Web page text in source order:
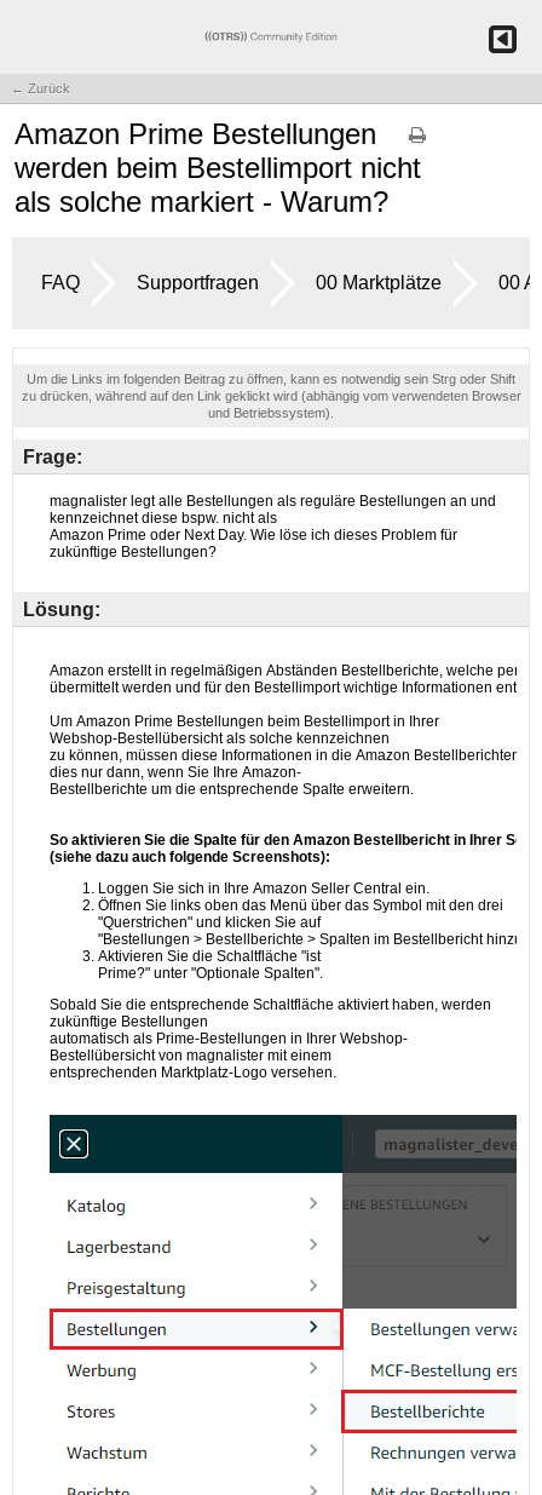
← Zurück
Amazon Prime Bestellungen
werden beim Bestellimport nicht
als solche markiert - Warum?
FAQ Supportfragen 00 Marktplätze 00
Um die Links im folgenden Beitrag zu öffnen, kann es notwendig sein Strg oder Shift
zu drücken, während auf den Link geklickt wird (abhängig vom verwendeten Browser
und Betriebssystem).
Frage:
Lösung: